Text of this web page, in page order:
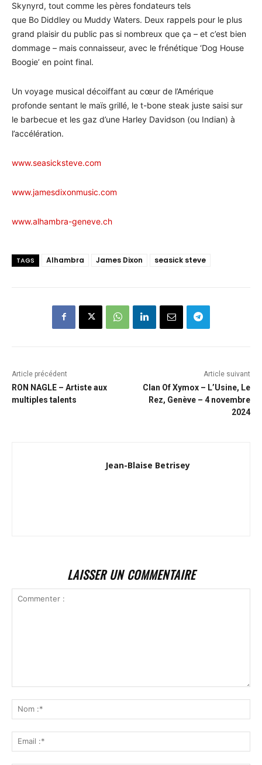
Skynyrd, tout comme les pères fondateurs tels
que Bo Diddley ou Muddy Waters. Deux rappels pour le plus
grand plaisir du public pas si nombreux que ça – et c’est bien
dommage – mais connaisseur, avec le frénétique ‘Dog House
Boogie’ en point final.
Un voyage musical décoiffant au cœur de l’Amérique
profonde sentant le maïs grillé, le t-bone steak juste saisi sur
le barbecue et les gaz d’une Harley Davidson (ou Indian) à
l’accélération.
www.seasicksteve.com
www.jamesdixonmusic.com
www.alhambra-geneve.ch
TAGS Alhambra James Dixon seasick steve
Article précédent
RON NAGLE – Artiste aux
multiples talents
Article suivant
Clan Of Xymox – L’Usine, Le
Rez, Genève – 4 novembre
2024
Jean-Blaise Betrisey
LAISSER UN COMMENTAIRE
:*
:*